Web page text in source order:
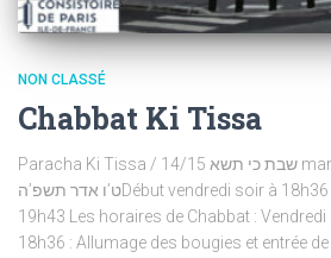
NON CLASSÉ
Chabbat Ki Tissa
Paracha Ki Tissa / שבת כי תשא 14/15 mars 2025 – 15 Adar 5785 /
ט’ו אדר תשפ’הDébut vendredi soir à 18h36 – Fin samedi soir à
19h43 Les horaires de Chabbat : Vendredi
18h36 : Allumage des bougies et entrée